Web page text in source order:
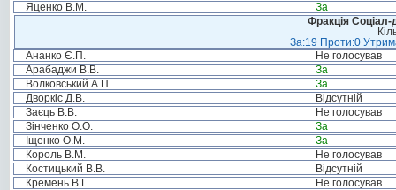
Яценко В.М.
За
Фракція Соціал-
За:19 Проти:0
Ананко Є.П.
Не голосував
Арабаджи В.В.
За
Волковський А.П.
За
Дворкіс Д.В.
Відсутній
Заєць В.В.
Не голосував
Зінченко О.О.
За
Іщенко О.М.
За
Король В.М.
Не голосував
Костицький В.В.
Відсутній
Кремень В.Г.
Не голосував